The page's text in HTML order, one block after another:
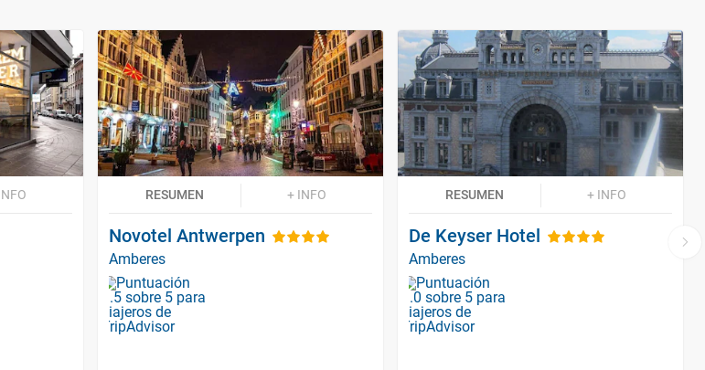
RESUMEN + INFO
Novotel Antwerpen
Amberes
RESUMEN + INFO
De Keyser Hotel
Amberes